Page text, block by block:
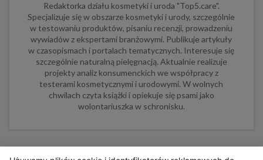
Redaktorka działu kosmetyki i uroda "Top5.care".
Specjalizuje się w obszarze kosmetyki i urody, szczególnie
w testowaniu produktów, pisaniu recenzji, prowadzeniu
wywiadów z ekspertami branżowymi. Publikuje artykuły
w czasopismach i portalach tematycznych. Interesuje się
szczególnie naturalną pielęgnacją. Aktualnie realizuje
projekty analiz konsumenckich we współpracy z
testerami kosmetycznymi i urodowymi. W wolnych
chwilach czyta książki i opiekuje się psami jako
wolontariuszka w schronisku.